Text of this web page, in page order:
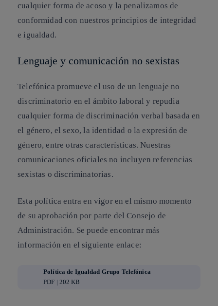
cualquier forma de acoso y la penalizamos de
conformidad con nuestros principios de integridad
e igualdad.
Lenguaje y comunicación no sexistas
Telefónica promueve el uso de un lenguaje no
discriminatorio en el ámbito laboral y repudia
cualquier forma de discriminación verbal basada en
el género, el sexo, la identidad o la expresión de
género, entre otras características. Nuestras
comunicaciones oficiales no incluyen referencias
sexistas o discriminatorias.
Esta política entra en vigor en el mismo momento
de su aprobación por parte del Consejo de
Administración. Se puede encontrar más
información en el siguiente enlace:
Política de Igualdad Grupo Telefónica
PDF | 202 KB